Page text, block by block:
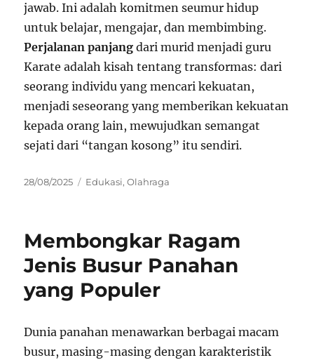
jawab. Ini adalah komitmen seumur hidup
untuk belajar, mengajar, dan membimbing.
Perjalanan panjang dari murid menjadi guru
Karate adalah kisah tentang transformas: dari
seorang individu yang mencari kekuatan,
menjadi seseorang yang memberikan kekuatan
kepada orang lain, mewujudkan semangat
sejati dari “tangan kosong” itu sendiri.
Posted
28/08/2025 Categories
Edukasi,Olahraga
Membongkar Ragam
Jenis Busur Panahan
yang Populer
Dunia panahan menawarkan berbagai macam
busur, masing-masing dengan karakteristik